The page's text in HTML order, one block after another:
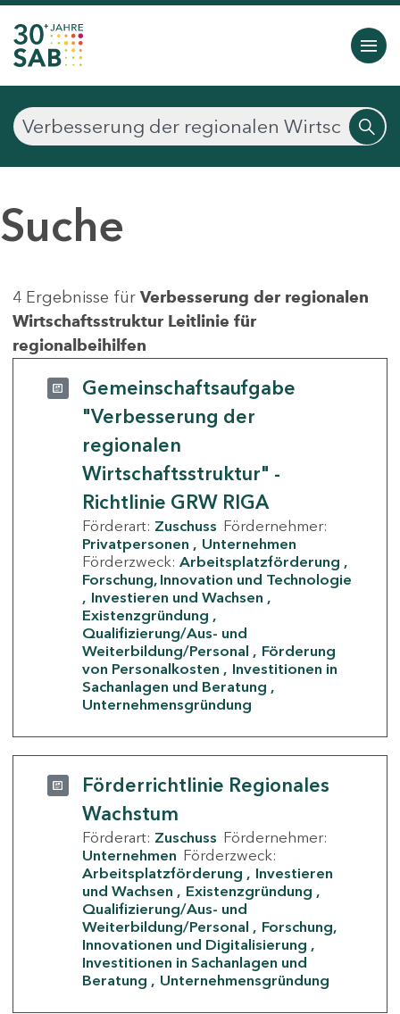
Suche
4 Ergebnisse für Verbesserung der regionalen
Wirtschaftsstruktur Leitlinie für
regionalbeihilfen
Gemeinschaftsaufgabe
"Verbesserung der
regionalen
Wirtschaftsstruktur" -
Richtlinie GRW RIGA
Förderart: Zuschuss Fördernehmer:
Privatpersonen
Unternehmen
Förderzweck: Arbeitsplatzförderung
Forschung, Innovation und Technologie
Investieren und Wachsen
Existenzgründung
Qualifizierung/Aus- und
Weiterbildung/Personal
Förderung
von Personalkosten
Investitionen in
Sachanlagen und Beratung
Unternehmensgründung
Förderrichtlinie Regionales
Wachstum
Förderart: Zuschuss Fördernehmer:
Unternehmen Förderzweck:
Arbeitsplatzförderung
Investieren
und Wachsen
Existenzgründung
Qualifizierung/Aus- und
Weiterbildung/Personal
Forschung,
Innovationen und Digitalisierung
Investitionen in Sachanlagen und
Beratung
Unternehmensgründung